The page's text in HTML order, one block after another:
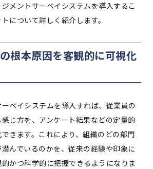
メントサーベイシステムを導入するこ
について詳しく紹介します。
根本原因を客観的に可視化
ベイシステムを導入すれば、従業員の
じ方を、アンケート結果などの定量的
きます。これにより、組織のどの部門
んでいるのかを、従来の経験や印象に
かつ科学的に把握できるようになりま